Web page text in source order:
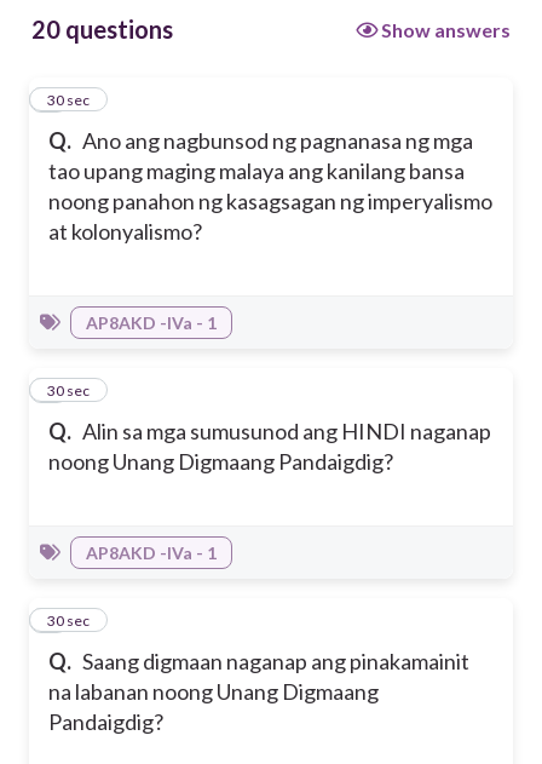
20 questions Show answers
Q. Ano ang nagbunsod ng pagnanasa ng mga
tao upang maging malaya ang kanilang bansa
noong panahon ng kasagsagan ng imperyalismo
at kolonyalismo?
1
30 sec
AP8AKD -IVa - 1
Q. Alin sa mga sumusunod ang HINDI naganap
noong Unang Digmaang Pandaigdig?
2
30 sec
AP8AKD -IVa - 1
Q. Saang digmaan naganap ang pinakamainit
na labanan noong Unang Digmaang
Pandaigdig?
3
30 sec